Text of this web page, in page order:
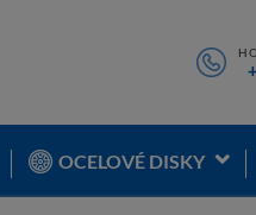
OCELOVÉ DISKY